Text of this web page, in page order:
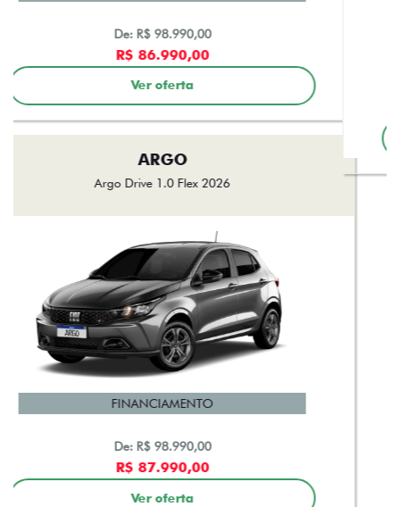
VEJA TODAS AS OFERTAS
Vendas diretas